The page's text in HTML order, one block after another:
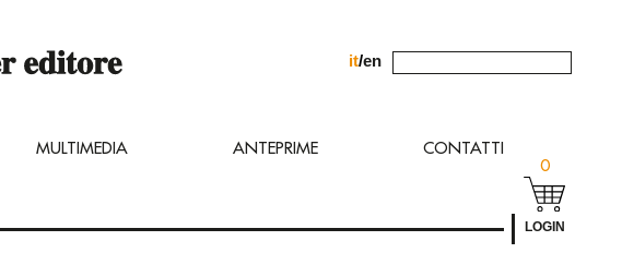
mail di richiesta allʼindirizzo
it/en
MULTIMEDIA ANTEPRIME
CONTATTI
0
LOGIN